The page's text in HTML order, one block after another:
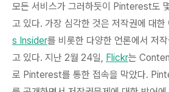
모든 서비스가 그러하듯이 Pinterest도
고 있다. 가장 심각한 것은 저작권에 대한
s Insider를 비롯한 다양한 언론에서 저
고 있다. 지난 2월 24일, Flickr는
로 Pinterest를 통한 접속을 막았다.